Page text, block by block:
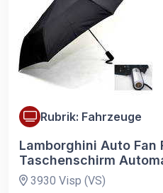
Rubrik: Fahrzeuge
Lamborghini Auto Fan
Taschenschirm
3930 Visp (VS)